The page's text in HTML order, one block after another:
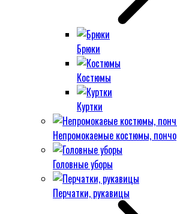
Брюки
Костюмы
Куртки
Непромокаемые костюмы, пончо
Головные уборы
Перчатки, рукавицы